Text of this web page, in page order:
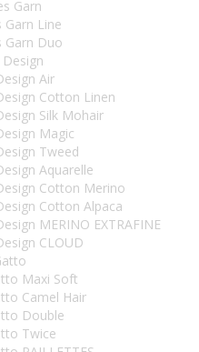
Garn
Garn Line
Garn Duo
Air
Cotton Linen
Silk Mohair
Magic
Tweed
Aquarelle
Cotton Merino
Cotton Alpaca
MERINO EXTRAFINE
CLOUD
Maxi Soft
Camel Hair
Double
Twice